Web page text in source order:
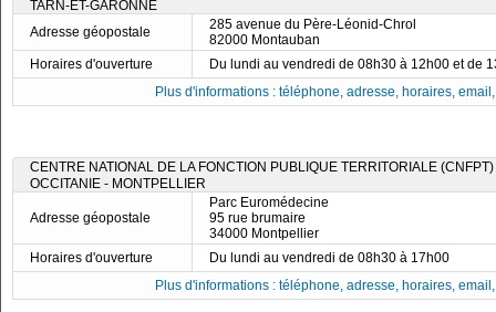
TARN-ET-GARONNE
Adresse géopostale
285 avenue du Père-Léonid-Chrol
82000 Montauban
Horaires d'ouverture
Du lundi au vendredi de 08h30 à 12h00 et de
Plus d'informations : téléphone, adresse, horaires,
CENTRE NATIONAL DE LA FONCTION PUBLIQUE TERRITORIALE
OCCITANIE - MONTPELLIER
Adresse géopostale
Parc Euromédecine
95 rue brumaire
34000 Montpellier
Horaires d'ouverture
Du lundi au vendredi de 08h30 à 17h00
Plus d'informations : téléphone, adresse, horaires,